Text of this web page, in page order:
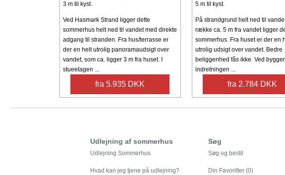
3 m til kyst.
Ved Hasmark Strand ligger dette
sommerhus helt ned til vandet med direkte
adgang til stranden. Fra hus/terrasse er
der en helt utrolig panoramaudsigt over
vandet, som ca. ligger 3 m fra huset. I
stueetagen ...
fra 5.935 DKK
5 m til kyst.
På strandgrund helt ned til
række ca. 5 m fra vandet ligger
sommerhus. Fra huset er der en
utrolig udsigt over vandet. Bedre
beliggenhed fås ikke. Ved
indretningen ...
fra 2.784 DKK
Udlejning af sommerhus
Udlejning Sommerhus
Hvad kan jeg tjene på udlejning?
Søg
Søg og bestil
Din Favoritter (0)